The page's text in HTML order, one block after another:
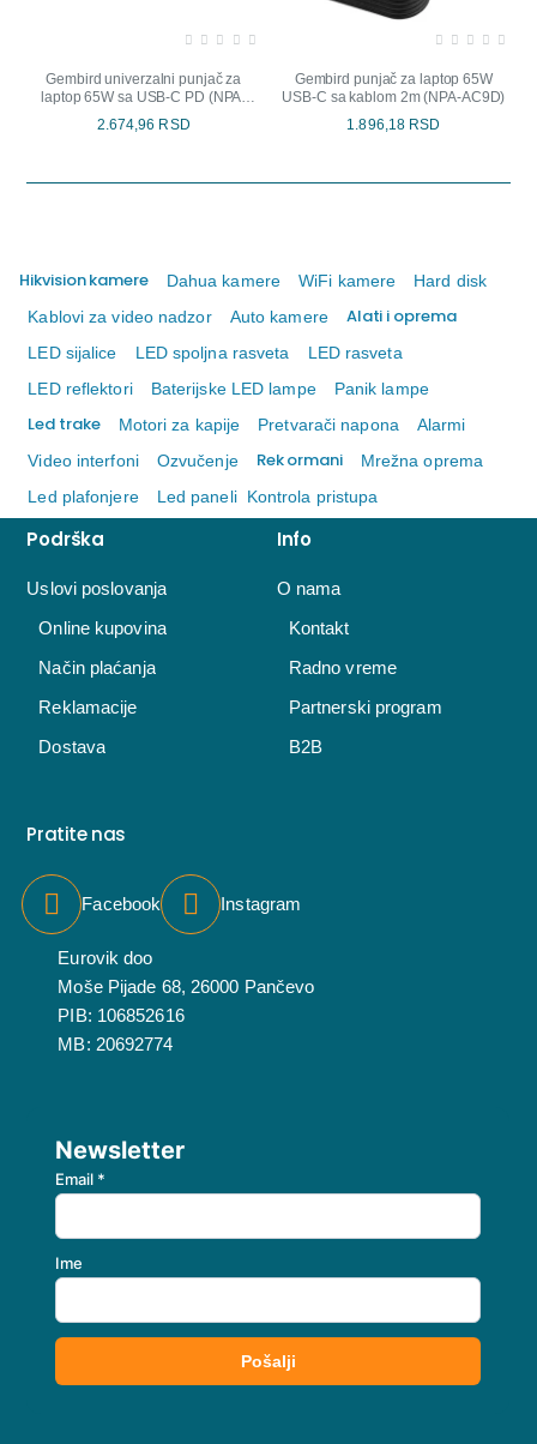
Gembird univerzalni punjač za
laptop 65W sa USB-C PD (NPA-
AC7D)
2.674,96 RSD
Gembird punjač za laptop 65W
USB-C sa kablom 2m (NPA-AC9D)
1.896,18 RSD
Hikvision kamere Dahua kamere WiFi kamere
Hard disk
Kablovi za video nadzor
Auto kamere Alati i oprema
LED sijalice LED spoljna rasveta
LED rasveta
LED reflektori
Baterijske LED lampe Panik lampe
Led trake Motori za kapije Pretvarači napona
Alarmi
Video interfoni
Ozvučenje Rek ormani
Mrežna oprema
Led plafonjere
Led paneli Kontrola pristupa
Podrška
Uslovi poslovanja
Online kupovina
Način plaćanja
Reklamacije
Dostava
Info
O nama
Kontakt
Radno vreme
Partnerski program
B2B
Pratite nas
Facebook Instagram
Eurovik doo
Moše Pijade 68, 26000 Pančevo
PIB: 106852616
MB: 20692774